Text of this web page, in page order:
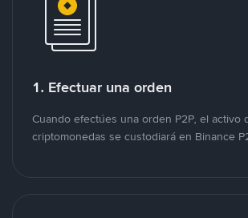
1. Efectuar una orden
Cuando efectúes una orden P2P, el activo
criptomonedas se custodiará en Binance